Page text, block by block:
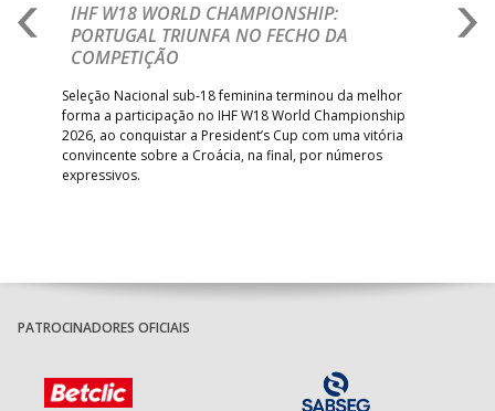
IHF W18 WORLD CHAMPIONSHIP:
PORTUGAL TRIUNFA NO FECHO DA
COMPETIÇÃO
Seleção Nacional sub-18 feminina terminou da melhor
forma a participação no IHF W18 World Championship
2026, ao conquistar a President’s Cup com uma vitória
convincente sobre a Croácia, na final, por números
expressivos.
PATROCINADORES OFICIAIS